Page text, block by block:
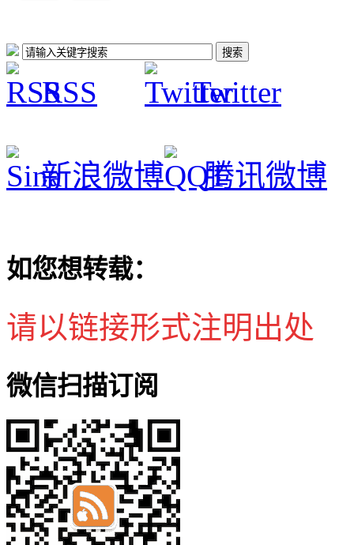
RSS Twitter
新浪微博 腾讯微博
如您想转载：
请以链接形式注明出处
微信扫描订阅